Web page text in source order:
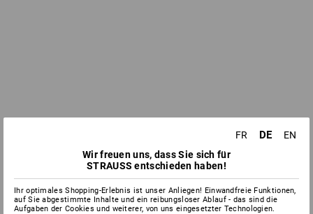
FR DE
EN
Wir freuen uns, dass Sie sich für
STRAUSS entschieden haben!
Ihr optimales Shopping-Erlebnis ist unser Anliegen! Einwandfreie Funktionen,
auf Sie abgestimmte Inhalte und ein reibungsloser Ablauf - das sind die
Aufgaben der Cookies und weiterer, von uns eingesetzter Technologien.